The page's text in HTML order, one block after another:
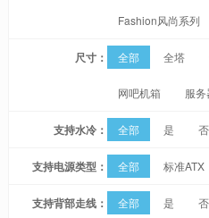
Fashion风尚系列
尺寸： 全部 全塔
网吧机箱 服
支持水冷： 全部 是 否
支持电源类型： 全部 标准ATX
支持背部走线： 全部 是 否